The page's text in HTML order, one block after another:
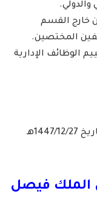
خارج القسم
المختصين.
الوظائف الإدارية
متاح حاليا وينتهي التقديم يوم السبت بتاريخ 1447/12/27هـ
الملك فيصل